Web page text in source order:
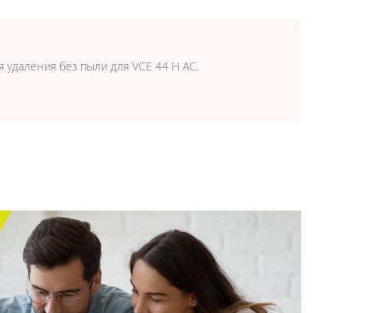
без пыли для VCE 44 H AC.